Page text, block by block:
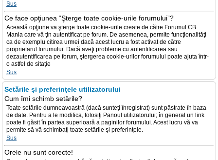
Sus
Ce face opţiunea “Şterge toate cookie-urile forumului”?
Această opţiune va şterge toate cookie-urile create de către Forumul CB
Mania care vă ţin autentificat pe forum. De asemenea, permite funcţionalităţi
ca de exemplu citirea urmei dacă acest lucru a fost activat de către
proprietarul forumului. Dacă aveţi probleme cu autentificarea sau
dezautentificarea pe forum, ştergerea cookie-urilor forumului poate ajuta într-
o astfel de sitaţie
Sus
Setările şi preferinţele utilizatorului
Cum îmi schimb setările?
Toate setările dumneavoastră (dacă sunteţi înregistrat) sunt păstrate în baza
de date. Pentru a le modifica, folosiţi Panoul utilizatorului; în general un link
poate fi găsit în partea superioară a paginilor forumului. Acest lucru vă va
permite să vă schimbaţi toate setările şi preferinţele.
Sus
Orele nu sunt corecte!